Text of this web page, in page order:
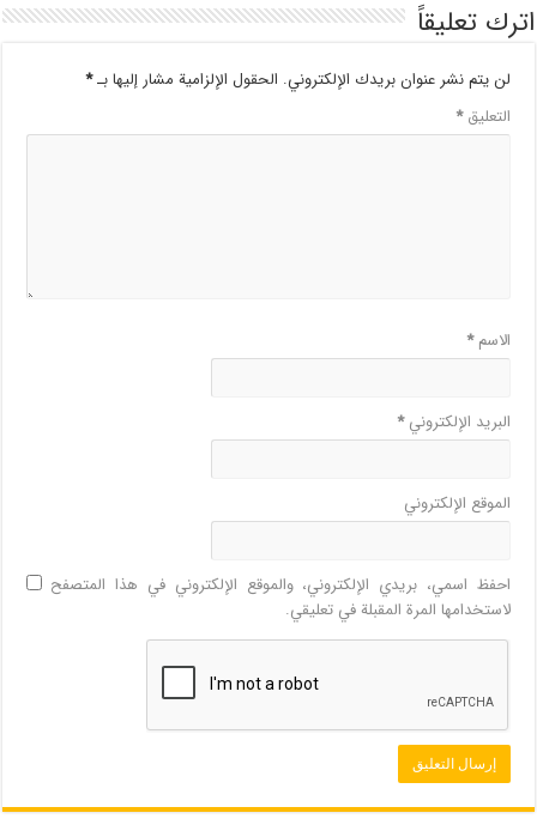
اترك تعليقاً
لن يتم نشر عنوان بريدك الإلكتروني. الحقول الإلزامية مشار إليها بـ*
التعليق*
الاسم*
البريد الإلكتروني*
الموقع الإلكتروني
احفظ اسمي، بريدي الإلكتروني، والموقع الإلكتروني في هذا المتصفح
لاستخدامها المرة المقبلة في تعليقي.